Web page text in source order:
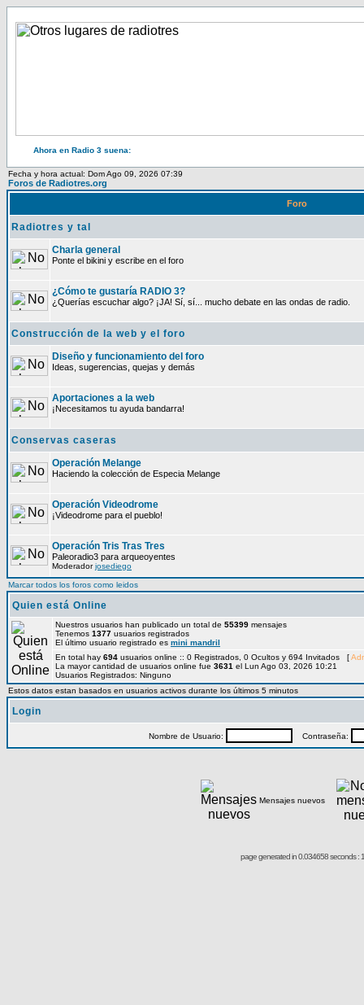
Ahora en Radio 3 suena:
Fecha y hora actual: Dom Ago 09, 2026 07:39
Foros de Radiotres.org
Foro
Radiotres y tal
Charla general
Ponte el bikini y escribe en el foro
¿Cómo te gustaría RADIO 3?
¿Querías escuchar algo? ¡JA! Sí, sí... mucho debate en las ondas de radio.
Construcción de la web y el foro
Diseño y funcionamiento del foro
Ideas, sugerencias, quejas y demás
Aportaciones a la web
¡Necesitamos tu ayuda bandarra!
Conservas caseras
Operación Melange
Haciendo la colección de Especia Melange
Operación Videodrome
¡Videodrome para el pueblo!
Operación Tris Tras Tres
Paleoradio3 para arqueoyentes
Moderadorjosediego
Marcar todos los foros como leidos
Quien está Online
Nuestros usuarios han publicado un total de 55399 mensajes
Tenemos 1377 usuarios registrados
El último usuario registrado es mini mandril
En total hay 694 usuarios online :: 0 Registrados, 0 Ocultos y 694 Invitados [
La mayor cantidad de usuarios online fue 3631 el Lun Ago 03, 2026 10:21
Usuarios Registrados: Ninguno
Estos datos estan basados en usuarios activos durante los últimos 5 minutos
Login
Nombre de Usuario: Contraseña:
Mensajes nuevos
page generated in 0.034658 seconds :